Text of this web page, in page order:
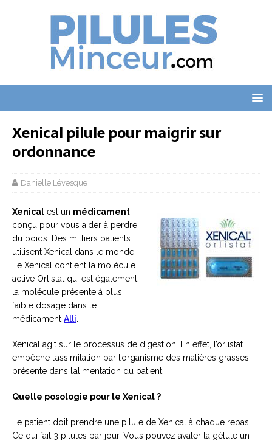
Xenical pilule pour maigrir sur
ordonnance
Danielle Lévesque
Xenical est un médicament
conçu pour vous aider à perdre
du poids. Des milliers patients
utilisent Xenical dans le monde.
Le Xenical contient la molécule
active Orlistat qui est également
la molécule présente à plus
faible dosage dans le
médicament Alli
Xenical agit sur le processus de digestion. En effet, l’orlistat
empêche l’assimilation par l’organisme des matières grasses
présente dans l’alimentation du patient.
Quelle posologie pour le Xenical ?
Le patient doit prendre une pilule de Xenical à chaque repas.
Ce qui fait 3 pilules par jour. Vous pouvez avaler la gélule un